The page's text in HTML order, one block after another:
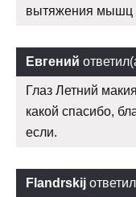
вытяжения мышц
Евгений
Глаз Летний
какой спасибо,
если.
Flandrskij